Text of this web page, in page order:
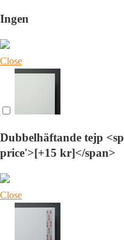
Ingen
Close
Dubbelhäftande tejp
price'>[+15 kr]</span>
Close